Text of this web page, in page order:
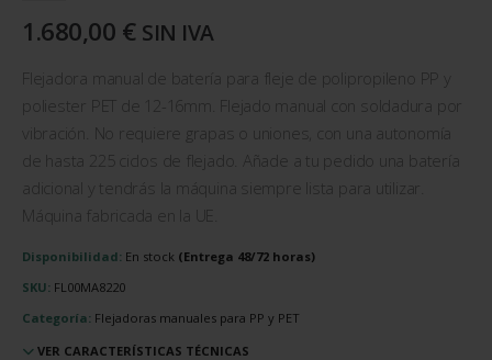
1.680,00 € SIN IVA
Flejadora manual de batería para fleje de polipropileno PP y
poliester PET de 12-16mm. Flejado manual con soldadura por
vibración. No requiere grapas o uniones, con una autonomía
de hasta 225 ciclos de flejado. Añade a tu pedido una batería
adicional y tendrás la máquina siempre lista para utilizar.
Máquina fabricada en la UE.
Disponibilidad: En stock
SKU: FL00MA8220
Categoría: Flejadoras manuales para PP y PET
VER CARACTERÍSTICAS TÉCNICAS